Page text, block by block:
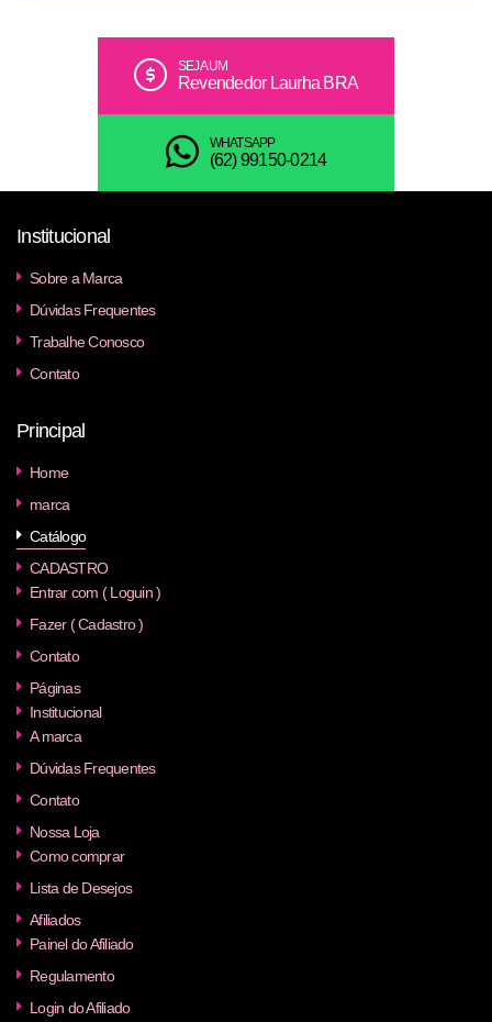
SEJA UM
Revendedor Laurha BRA
WHATSAPP
(62) 99150-0214
Institucional
Sobre a Marca
Dúvidas Frequentes
Trabalhe Conosco
Contato
Principal
Home
marca
Catálogo
CADASTRO
Entrar com ( Loguin )
Fazer ( Cadastro )
Contato
Páginas
Institucional
A marca
Dúvidas Frequentes
Contato
Nossa Loja
Como comprar
Lista de Desejos
Afiliados
Painel do Afiliado
Regulamento
Login do Afiliado